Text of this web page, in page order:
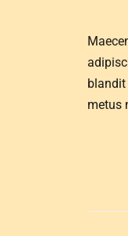
blandit
metus